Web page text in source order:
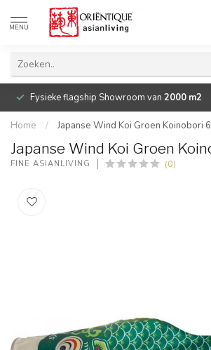
MENU
Fysieke flagship Showroom van 2000 m2
Home / Japanse Wind Koi Groen Koinobori
Japanse Wind Koi Groen
FINE ASIANLIVING (0)